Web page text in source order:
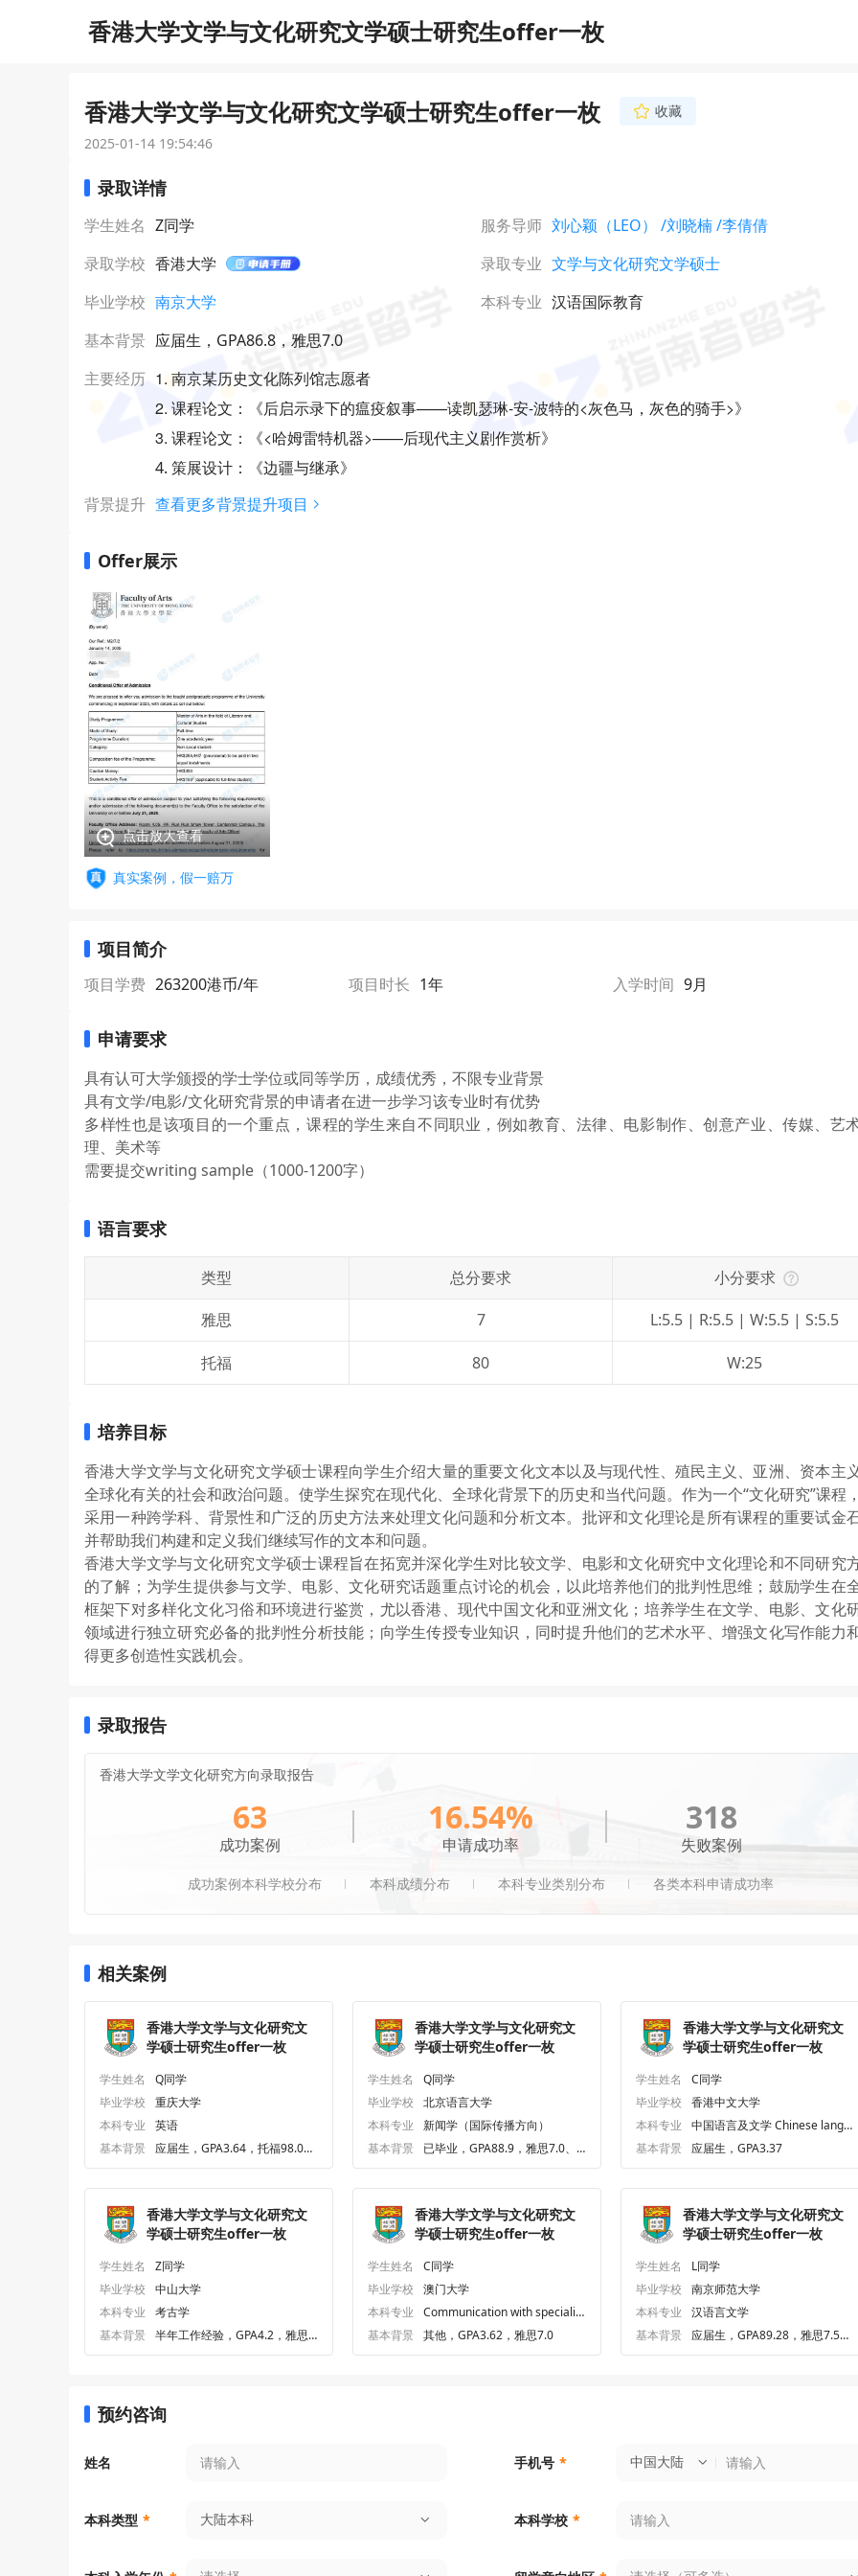
香港大学文学与文化研究文学硕士研究生offer一枚
香港大学文学与文化研究文学硕士研究生offer一枚
收藏
2025-01-14 19:54:46
录取详情
学生姓名 Z同学 服务导师 刘心颖（LEO） /刘晓楠/李倩倩
录取学校 香港大学 录取专业 文学与文化研究文学硕士
毕业学校 南京大学 本科专业 汉语国际教育
基本背景 应届生，GPA86.8，雅思7.0
主要经历 1. 南京某历史文化陈列馆志愿者
2. 课程论文：《后启示录下的瘟疫叙事——读凯瑟琳-安-波特的<灰色马，灰色的骑手>》
3. 课程论文：《<哈姆雷特机器>——后现代主义剧作赏析》
4. 策展设计：《边疆与继承》
背景提升 查看更多背景提升项目
Offer展示
点击放大查看
真实案例，假一赔万
项目简介
项目学费 263200港币/年 项目时长 1年 入学时间 9月
申请要求
具有认可大学颁授的学士学位或同等学历，成绩优秀，不限专业背景
具有文学/电影/文化研究背景的申请者在进一步学习该专业时有优势
多样性也是该项目的一个重点，课程的学生来自不同职业，例如教育、法律、电影制作、创意产业、传媒、艺
理、美术等
需要提交writing sample（1000-1200字）
语言要求
类型 总分要求
小分要求
雅思
7 L:5.5 | R:5.5 | W:5.5 | S:5.5
托福 80 W:25
培养目标
香港大学文学与文化研究文学硕士课程向学生介绍大量的重要文化文本以及与现代性、殖民主义、亚洲、资本主
全球化有关的社会和政治问题。使学生探究在现代化、全球化背景下的历史和当代问题。作为一个“文化研究”课程
采用一种跨学科、背景性和广泛的历史方法来处理文化问题和分析文本。批评和文化理论是所有课程的重要试金
并帮助我们构建和定义我们继续写作的文本和问题。
香港大学文学与文化研究文学硕士课程旨在拓宽并深化学生对比较文学、电影和文化研究中文化理论和不同研究
的了解；为学生提供参与文学、电影、文化研究话题重点讨论的机会，以此培养他们的批判性思维；鼓励学生在
框架下对多样化文化习俗和环境进行鉴赏，尤以香港、现代中国文化和亚洲文化；培养学生在文学、电影、文化
领域进行独立研究必备的批判性分析技能；向学生传授专业知识，同时提升他们的艺术水平、增强文化写作能力
得更多创造性实践机会。
录取报告
香港大学文学文化研究方向录取报告
63
成功案例
16.54%
申请成功率
318
失败案例
成功案例本科学校分布 本科成绩分布 本科专业类别分布 各类本科申请成功率
相关案例
香港大学文学与文化研究文
学硕士研究生offer一枚
学生姓名
Q同学
毕业学校
重庆大学
本科专业
英语
基本背景
应届生，GPA3.64，托福98.0、
香港大学文学与文化研究文
学硕士研究生offer一枚
学生姓名
Q同学
毕业学校
北京语言大学
本科专业
新闻学（国际传播方向）
基本背景
已毕业，GPA88.9，雅思7.0、
香港大学文学与文化研究文
学硕士研究生offer一枚
学生姓名
C同学
毕业学校
香港中文大学
本科专业
中国语言及文学 Chinese langu
基本背景 应届生，GPA3.37
香港大学文学与文化研究文
学硕士研究生offer一枚
学生姓名
Z同学
毕业学校
中山大学
本科专业
考古学
基本背景
半年工作经验，GPA4.2，雅思7.
香港大学文学与文化研究文
学硕士研究生offer一枚
学生姓名
C同学
毕业学校
澳门大学
本科专业
Communication with specializ
基本背景 其他，GPA3.62，雅思7.0
香港大学文学与文化研究文
学硕士研究生offer一枚
学生姓名
L同学
毕业学校
南京师范大学
本科专业
汉语言文学
基本背景
应届生，GPA89.28，雅思7.5、
预约咨询
姓名 手机号 * 中国大陆
本科类型 * 大陆本科 本科学校 *
计算机、数据科学、
语言学、心理学等多
手机号格式错误，请检查后重试。